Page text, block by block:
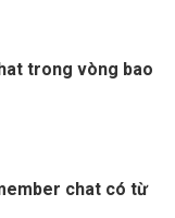
trong vòng bao
chat có từ